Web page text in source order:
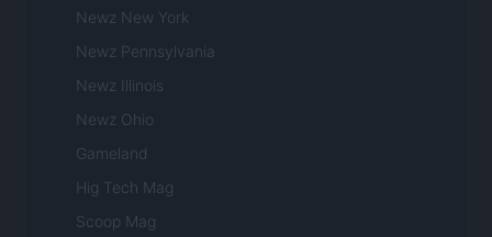
Newz New York
Newz Pennsylvania
Newz Illinois
Newz Ohio
Gameland
Hig Tech Mag
Scoop Mag